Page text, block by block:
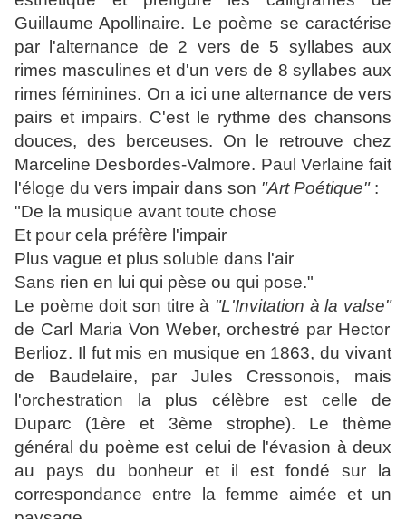
Guillaume Apollinaire. Le poème se caractérise
par l'alternance de 2 vers de 5 syllabes aux
rimes masculines et d'un vers de 8 syllabes aux
rimes féminines. On a ici une alternance de vers
pairs et impairs. C'est le rythme des chansons
douces, des berceuses. On le retrouve chez
Marceline Desbordes-Valmore. Paul Verlaine fait
l'éloge du vers impair dans son "Art Poétique":
"De la musique avant toute chose
Et pour cela préfère l'impair
Plus vague et plus soluble dans l'air
Sans rien en lui qui pèse ou qui pose."
Le poème doit son titre à "L'Invitation à la valse"
de Carl Maria Von Weber, orchestré par Hector
Berlioz. Il fut mis en musique en 1863, du vivant
de Baudelaire, par Jules Cressonois, mais
l'orchestration la plus célèbre est celle de
Duparc (1ère et 3ème strophe). Le thème
général du poème est celui de l'évasion à deux
au pays du bonheur et il est fondé sur la
correspondance entre la femme aimée et un